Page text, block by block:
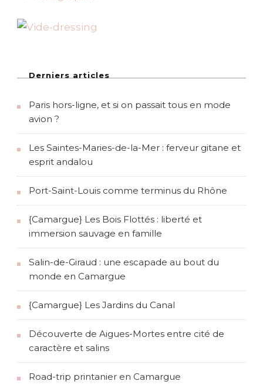
Derniers articles
Paris hors-ligne, et si on passait tous en mode
avion ?
Les Saintes-Maries-de-la-Mer : ferveur gitane et
esprit andalou
Port-Saint-Louis comme terminus du Rhône
{Camargue} Les Bois Flottés : liberté et
immersion sauvage en famille
Salin-de-Giraud : une escapade au bout du
monde en Camargue
{Camargue} Les Jardins du Canal
Découverte de Aigues-Mortes entre cité de
caractère et salins
Road-trip printanier en Camargue